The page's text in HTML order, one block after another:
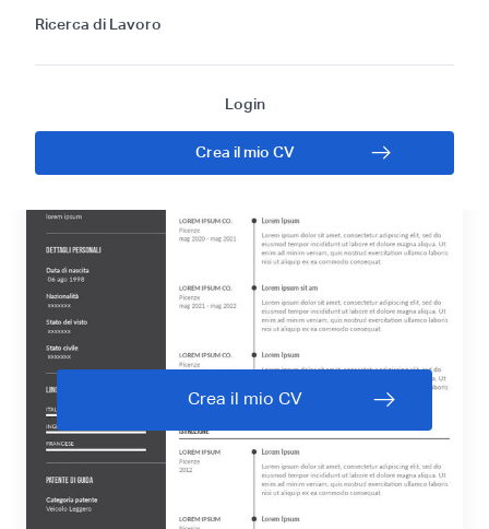
Ricerca di Lavoro
Login
Crea il mio CV
Senza Esperienza
Crea il mio CV